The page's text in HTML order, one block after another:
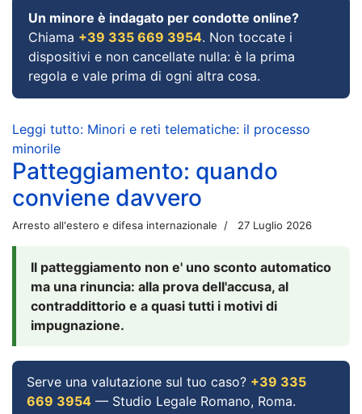
Un minore è indagato per condotte online?
Chiama +39 335 669 3954. Non toccate i
dispositivi e non cancellate nulla: è la prima
regola e vale prima di ogni altra cosa.
Leggi tutto: Minori e reti telematiche: il processo
minorile
Patteggiamento: quando
conviene davvero
Arresto all'estero e difesa internazionale 27 Luglio 2026
Il patteggiamento non e' uno sconto automatico
ma una rinuncia: alla prova dell'accusa, al
contraddittorio e a quasi tutti i motivi di
impugnazione.
Serve una valutazione sul tuo caso? +39 335
669 3954 — Studio Legale Romano, Roma.